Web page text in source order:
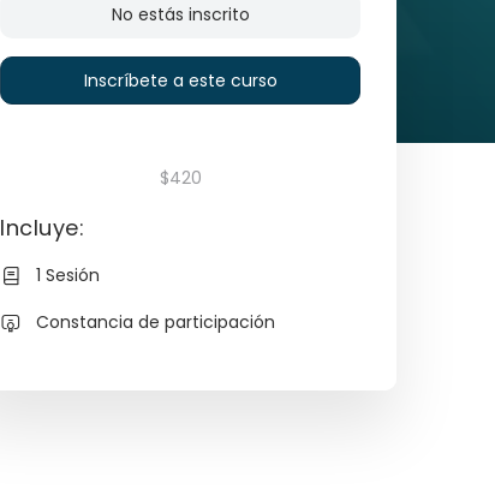
No estás inscrito
Inscríbete a este curso
$420
Incluye:
1 Sesión
Constancia de participación